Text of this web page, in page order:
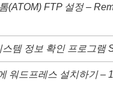
(ATOM) FTP 설정 –
스템 정보 확인 프로그램
워드프레스 설치하기 –